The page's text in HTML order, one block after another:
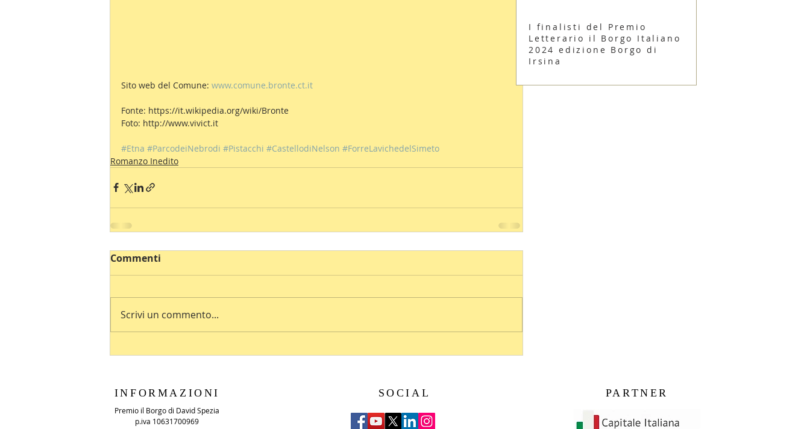
Sito web del Comune: www.comune.bronte.ct.it
Fonte: https://it.wikipedia.org/wiki/Bronte
Foto: http://www.vivict.it
#Etna #ParcodeiNebrodi #Pistacchi #CastellodiNelson #ForreLavichedelSimeto
Romanzo Inedito
Commenti
Scrivi un commento...
I finalisti del Premio
Letterario il Borgo Italiano
2024 edizione Borgo di
Irsina
INFORMAZIONI
Premio il Borgo di David Spezia
p.iva 10631700969
SOCIAL PARTNER